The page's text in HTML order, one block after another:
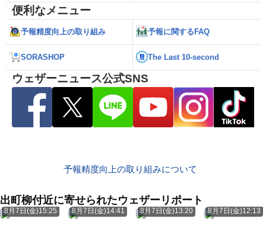
便利なメニュー
予報精度向上の取り組み 予報に関するFAQ
SORASHOP The Last 10-second
ウェザーニュース公式SNS
予報精度向上の取り組みについて
出町柳付近に寄せられたウェザーリポート
8月7日(金)15:25 8月7日(金)14:41 8月7日(金)13:20 8月7日(金)12:13